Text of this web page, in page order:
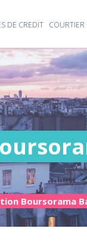
DE CREDIT COURTIER
Boursorama